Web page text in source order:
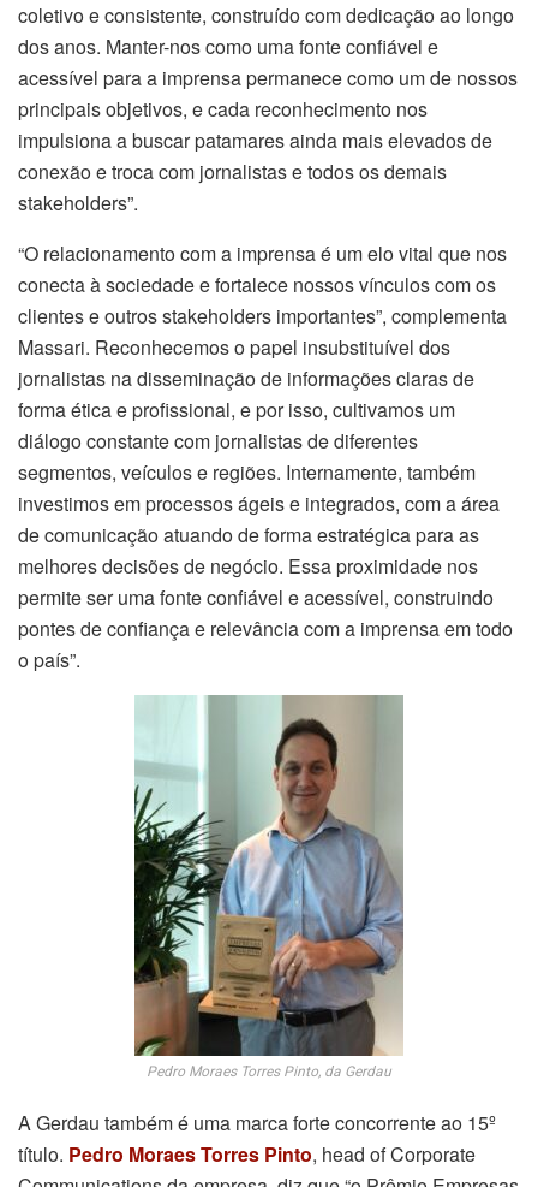
coletivo e consistente, construído com dedicação ao longo
dos anos. Manter-nos como uma fonte confiável e
acessível para a imprensa permanece como um de nossos
principais objetivos, e cada reconhecimento nos
impulsiona a buscar patamares ainda mais elevados de
conexão e troca com jornalistas e todos os demais
stakeholders”.
“O relacionamento com a imprensa é um elo vital que nos
conecta à sociedade e fortalece nossos vínculos com os
clientes e outros stakeholders importantes”, complementa
Massari. Reconhecemos o papel insubstituível dos
jornalistas na disseminação de informações claras de
forma ética e profissional, e por isso, cultivamos um
diálogo constante com jornalistas de diferentes
segmentos, veículos e regiões. Internamente, também
investimos em processos ágeis e integrados, com a área
de comunicação atuando de forma estratégica para as
melhores decisões de negócio. Essa proximidade nos
permite ser uma fonte confiável e acessível, construindo
pontes de confiança e relevância com a imprensa em todo
o país”.
Pedro Moraes Torres Pinto, da Gerdau
A Gerdau também é uma marca forte concorrente ao 15º
título. Pedro Moraes Torres Pinto, head of Corporate